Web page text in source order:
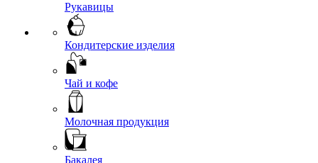
Рукавицы
Кондитерские изделия
Чай и кофе
Молочная продукция
Бакалея